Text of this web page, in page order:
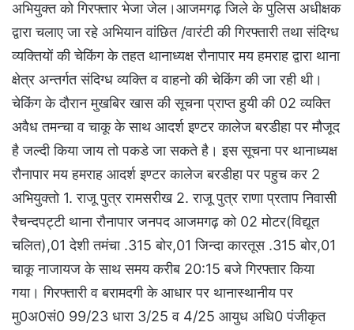
अभियुक्त को गिरफ्तार भेजा जेल।आजमगढ़ जिले के पुलिस अधीक्षक
द्वारा चलाए जा रहे अभियान वांछित /वारंटी की गिरफ्तारी तथा संदिग्ध
व्यक्तियों की चेकिंग के तहत थानाध्यक्ष रौनापार मय हमराह द्वारा थाना
क्षेत्र अन्तर्गत संदिग्ध व्यक्ति व वाहनो की चेकिंग की जा रही थी।
चेकिंग के दौरान मुखबिर खास की सूचना प्राप्त हुयी की 02 व्यक्ति
अवैध तमन्चा व चाकू के साथ आदर्श इण्टर कालेज बरडीहा पर मौजूद
है जल्दी किया जाय तो पकडे जा सकते है। इस सूचना पर थानाध्यक्ष
रौनापार मय हमराह आदर्श इण्टर कालेज बरडीहा पर पहुच कर 2
अभियुक्तो 1. राजू पुत्र रामसरीख 2. राजू पुत्र राणा प्रताप निवासी
रैचन्दपट्टी थाना रौनापार जनपद आजमगढ़ को 02 मोटर(विद्यूत
चलित),01 देशी तमंचा .315 बोर,01 जिन्दा कारतूस .315 बोर,01
चाकू नाजायज के साथ समय करीब 20:15 बजे गिरफ्तार किया
गया। गिरफ्तारी व बरामदगी के आधार पर थानास्थानीय पर
मु0अ0सं0 99/23 धारा 3/25 व 4/25 आयुध अधि0 पंजीकृत